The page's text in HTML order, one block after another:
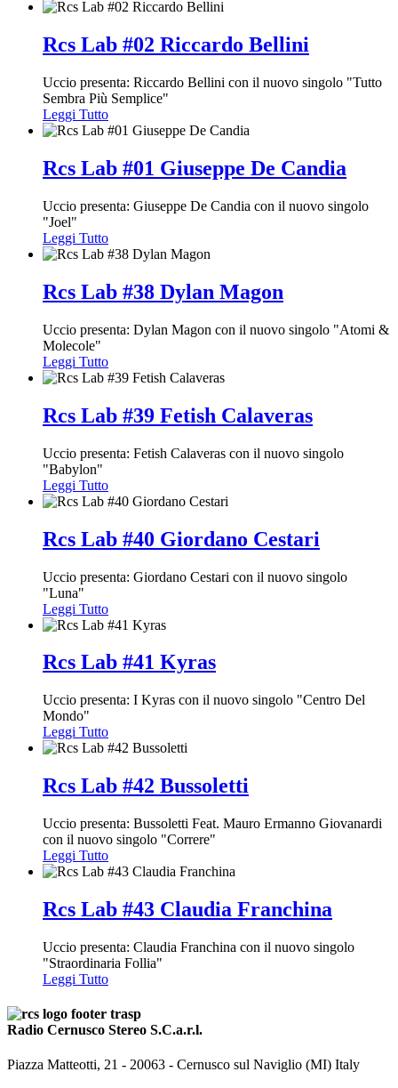
Rcs Lab #02 Riccardo Bellini
Uccio presenta: Riccardo Bellini con il nuovo singolo "Tutto
Sembra Più Semplice"
Leggi Tutto
Rcs Lab #01 Giuseppe De Candia
Uccio presenta: Giuseppe De Candia con il nuovo singolo
"Joel"
Leggi Tutto
Rcs Lab #38 Dylan Magon
Uccio presenta: Dylan Magon con il nuovo singolo "Atomi &
Molecole"
Leggi Tutto
Rcs Lab #39 Fetish Calaveras
Uccio presenta: Fetish Calaveras con il nuovo singolo
"Babylon"
Leggi Tutto
Rcs Lab #40 Giordano Cestari
Uccio presenta: Giordano Cestari con il nuovo singolo
"Luna"
Leggi Tutto
Rcs Lab #41 Kyras
Uccio presenta: I Kyras con il nuovo singolo "Centro Del
Mondo"
Leggi Tutto
Rcs Lab #42 Bussoletti
Uccio presenta: Bussoletti Feat. Mauro Ermanno Giovanardi
con il nuovo singolo "Correre"
Leggi Tutto
Rcs Lab #43 Claudia Franchina
Uccio presenta: Claudia Franchina con il nuovo singolo
"Straordinaria Follia"
Leggi Tutto
Radio Cernusco Stereo S.C.a.r.l.
Piazza Matteotti, 21 - 20063 - Cernusco sul Naviglio (MI) Italy